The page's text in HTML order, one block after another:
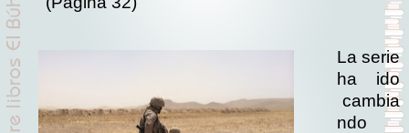
La serie
ha ido
cambia
ndo